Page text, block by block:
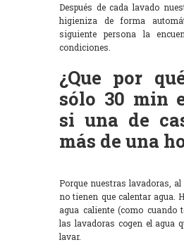
Después de cada lavado
higieniza de forma
siguiente persona la
condiciones.
¿Que por
sólo 30 min
si una de
más de una
Porque nuestras lavadoras, al
no tienen que calentar agua.
agua caliente (como cuando
las lavadoras cogen el agua
lavar.